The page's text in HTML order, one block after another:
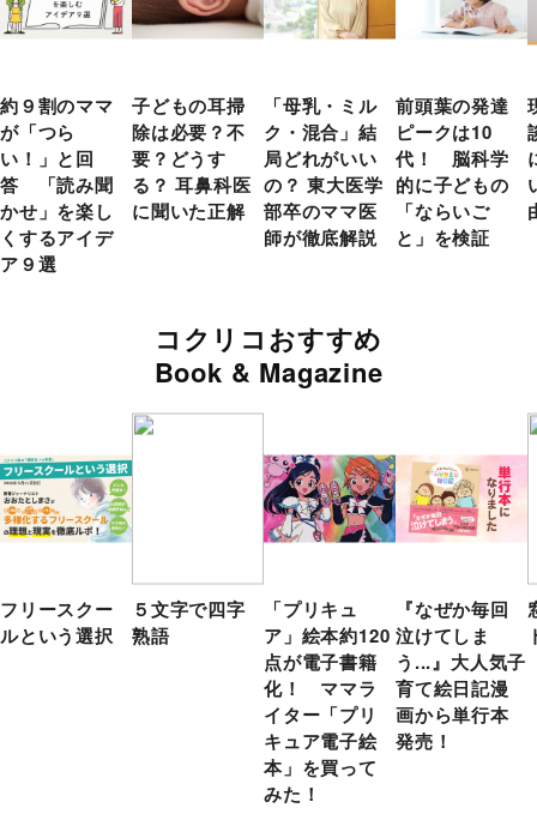
約９割のママ
が「つら
い！」と回
答 「読み聞
かせ」を楽し
くするアイデ
ア９選
子どもの耳掃
除は必要？不
要？どうす
る？ 耳鼻科医
に聞いた正解
「母乳・ミル
ク・混合」結
局どれがいい
の？ 東大医学
部卒のママ医
師が徹底解説
前頭葉の発達
ピークは10
代！ 脳科学
的に子どもの
「ならいご
と」を検証
コクリコおすすめ
Book & Magazine
フリースクー
ルという選択
５文字で四字
熟語
「プリキュ
ア」絵本約120
点が電子書籍
化！ ママラ
イター「プリ
キュア電子絵
本」を買って
みた！
『なぜか毎回
泣けてしま
う...』大人気子
育て絵日記漫
画から単行本
発売！